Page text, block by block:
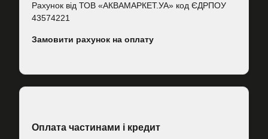
Рахунок від ТОВ «АКВАМАРКЕТ.УА» код ЄДРПОУ
43574221
Замовити рахунок на оплату
Оплата частинами і кредит